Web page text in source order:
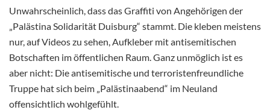
Unwahrscheinlich, dass das Graffiti von Angehörigen der
„Palästina Solidarität Duisburg“ stammt. Die kleben meistens
nur, auf Videos zu sehen, Aufkleber mit antisemitischen
Botschaften im öffentlichen Raum. Ganz unmöglich ist es
aber nicht: Die antisemitische und terroristenfreundliche
Truppe hat sich beim „Palästinaabend“ im Neuland
offensichtlich wohlgefühlt.